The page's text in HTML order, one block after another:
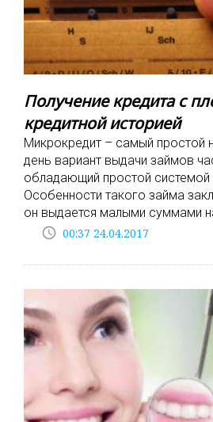
Получение кредита с
кредитной историей
Микрокредит – самый простой
день вариант выдачи займов
обладающий простой системой
Особенности такого займа
он выдается малыми суммами
access_time 00:37 24.04.2017